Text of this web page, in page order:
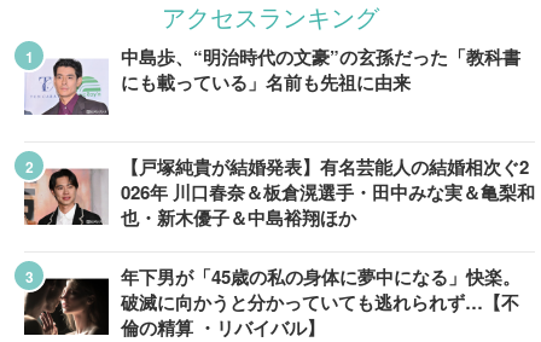
アクセスランキング
中島歩、“明治時代の文豪”の玄孫だった「教科書
にも載っている」名前も先祖に由来
【戸塚純貴が結婚発表】有名芸能人の結婚相次ぐ2
026年 川口春奈＆板倉滉選手・田中みな実＆亀梨和
也・新木優子＆中島裕翔ほか
年下男が「45歳の私の身体に夢中になる」快楽。
破滅に向かうと分かっていても逃れられず…【不
倫の精算 ・リバイバル】